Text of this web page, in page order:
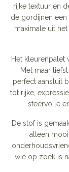
rijke textuur en
de gordijnen een
maximale uit
Het kleurenpalet
Met maar
perfect aansluit
tot rijke,
sfeervolle
De stof is
alleen
wie op zoek is